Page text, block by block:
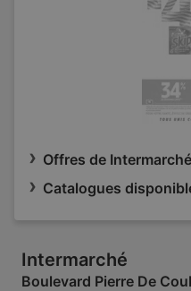
Offres de Intermarché
Catalogues
Intermarché
Boulevard Pierre De